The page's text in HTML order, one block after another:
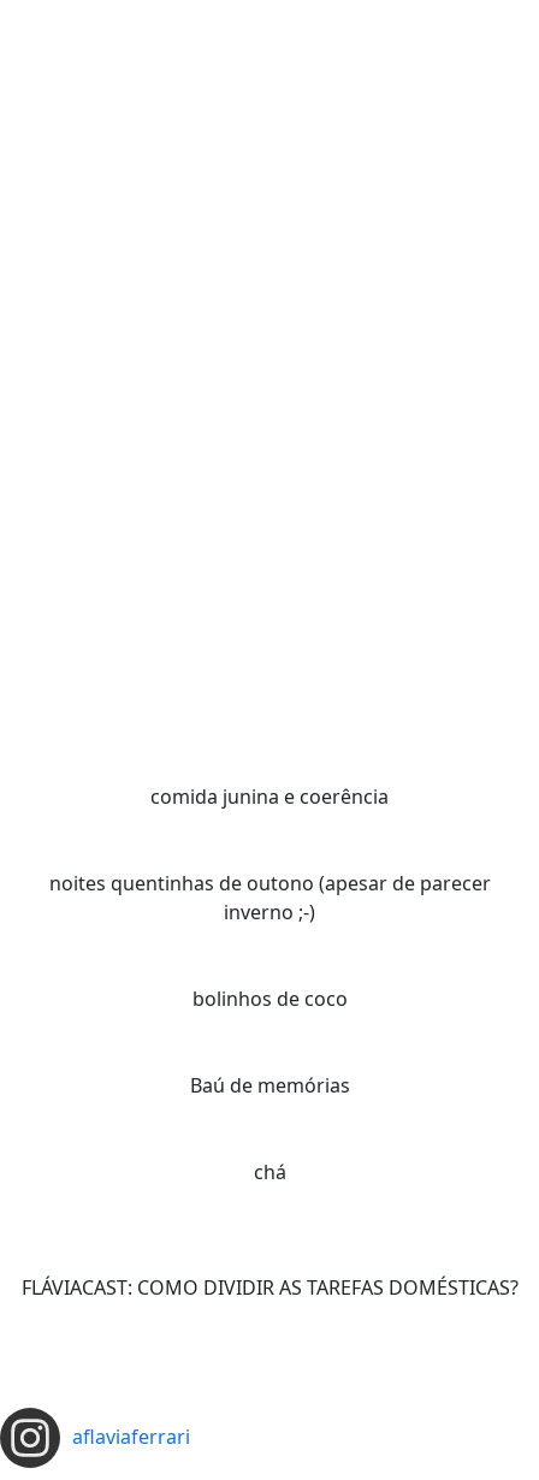
comida junina e coerência
noites quentinhas de outono (apesar de parecer
inverno ;-)
bolinhos de coco
Baú de memórias
chá
FLÁVIACAST: COMO DIVIDIR AS TAREFAS DOMÉSTICAS?
aflaviaferrari